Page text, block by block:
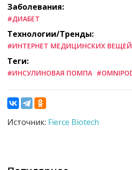
Заболевания:
#ДИАБЕТ
Технологии/Тренды:
#ИНТЕРНЕТ МЕДИЦИНСКИХ ВЕЩЕЙ
Теги:
#ИНСУЛИНОВАЯ ПОМПА
Источник: Fierce Biotech